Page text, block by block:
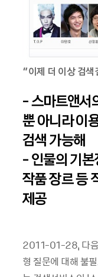
“이제 더 이상 검색
- 스마트앤서
뿐 아니라 이
검색 가능해
- 인물의 기
작품 장르 등
제공
2011-01-28, 다음
형 질문에 대해 불